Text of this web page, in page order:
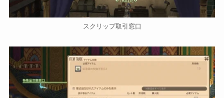
スクリップ取引窓口